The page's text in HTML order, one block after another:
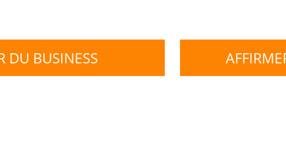
DU BUSINESS